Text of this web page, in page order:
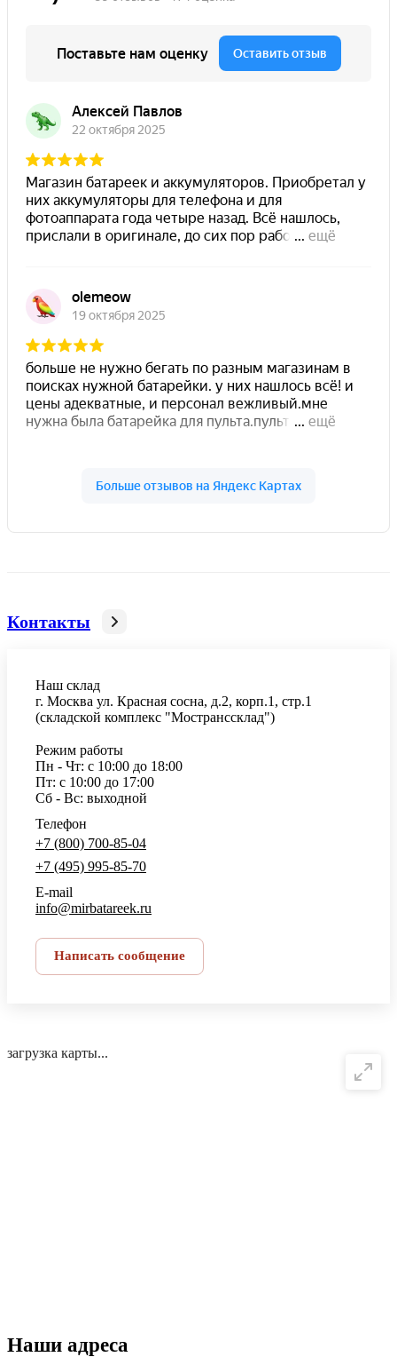
Контакты
загрузка карты...
Наши адреса
Наш склад
г. Москва ул. Красная сосна, д.2, корп.1, стр.1
(складской комплекс "Мостранссклад")
Режим работы
Пн - Чт: с 10:00 до 18:00
Пт: с 10:00 до 17:00
Сб - Вс: выходной
Телефон
+7 (800) 700-85-04
+7 (495) 995-85-70
E-mail
info@mirbatareek.ru
Написать сообщение